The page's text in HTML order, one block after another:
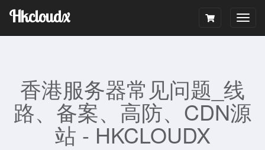
Hkcloudx
香港服务器常见问题_线
路、备案、高防、CDN源
站 - HKCLOUDX